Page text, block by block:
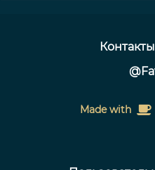
Made with